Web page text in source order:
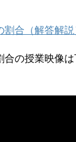
合（解答解説
合の授業映像